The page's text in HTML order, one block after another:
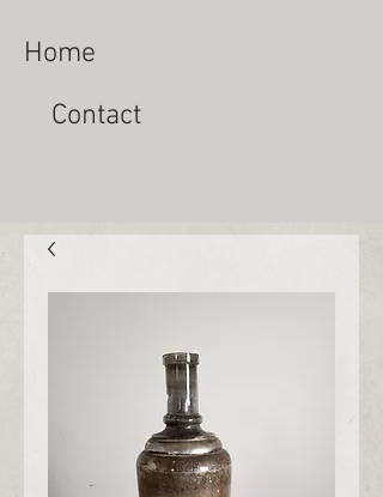
Home
Contact